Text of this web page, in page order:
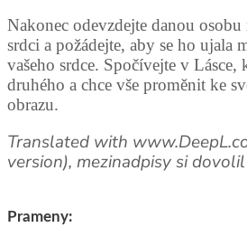
Nakonec odevzdejte danou
srdci a požádejte, aby se ho ujala
vašeho srdce. Spočívejte v Lásce,
druhého a chce vše proměnit ke
obrazu.
Translated with
version), mezinadpisy si
Prameny: